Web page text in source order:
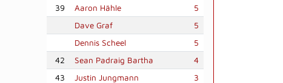
39
Aaron Hähle
5
Dave Graf
5
Dennis Scheel
5
42
Sean Padraig Bartha
4
43
Justin Jungmann
3